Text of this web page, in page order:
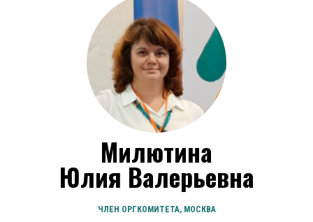
Милютина
Юлия Валерьевна
ЧЛЕН ОРГКОМИТЕТА, МОСКВА